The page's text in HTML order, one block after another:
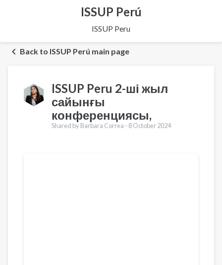
ISSUP Perú
ISSUP Peru
Back to ISSUP Perú main page
ISSUP Peru 2-ші жыл
сайынғы
конференциясы,
Shared by Barbara Correa - 8 October 2024